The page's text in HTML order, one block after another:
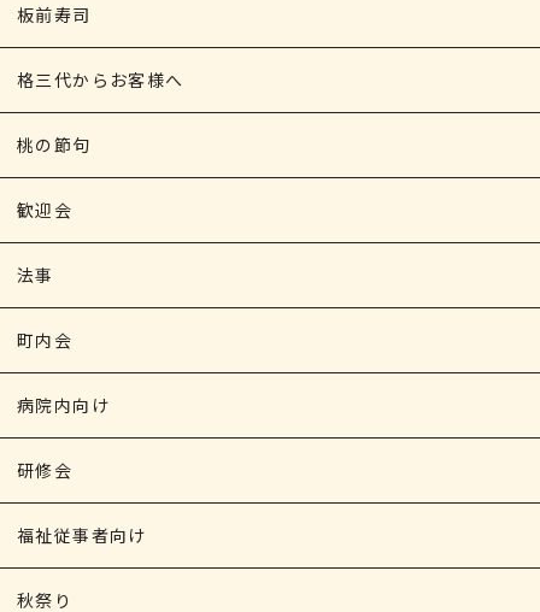
板前寿司
格三代からお客様へ
桃の節句
歓迎会
法事
町内会
病院内向け
研修会
福祉従事者向け
秋祭り